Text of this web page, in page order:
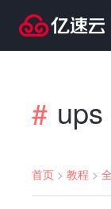
# ups
首页 > 教程 >